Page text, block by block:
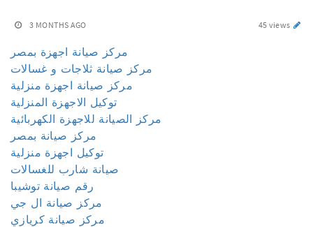
3 MONTHS AGO 45 views
مركز صيانة اجهزة بمصر
مركز صيانة ثلاجات و غسالات
مركز صيانة اجهزة منزلية
توكيل الاجهزة المنزلية
مركز الصيانة للاجهزة الكهربائية
مركز صيانة بمصر
توكيل اجهزة منزلية
صيانة شارب للغسالات
رقم صيانة توشيبا
مركز صيانة ال جي
مركز صيانة كريازي